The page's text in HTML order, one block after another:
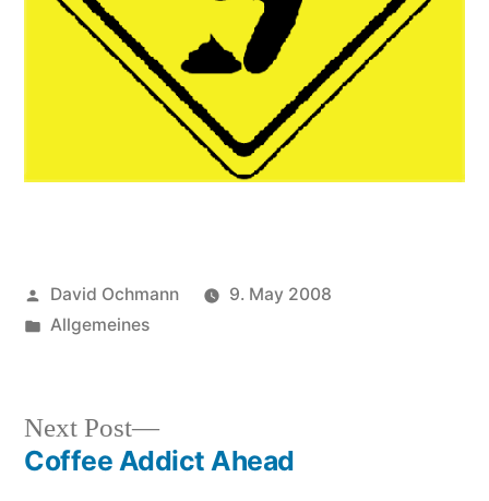
Posted
by
David Ochmann
9. May 2008
Posted
Allgemeines
Post
Next Post
Next
post:
Coffee Addict Ahead